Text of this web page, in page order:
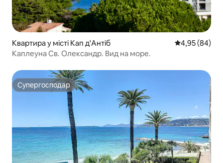
Квартира у місті Кап д'Антіб Середня
4,95 (84)
Каплеуна Св. Олександр. Вид на море.
Супергосподар
Супергосподар